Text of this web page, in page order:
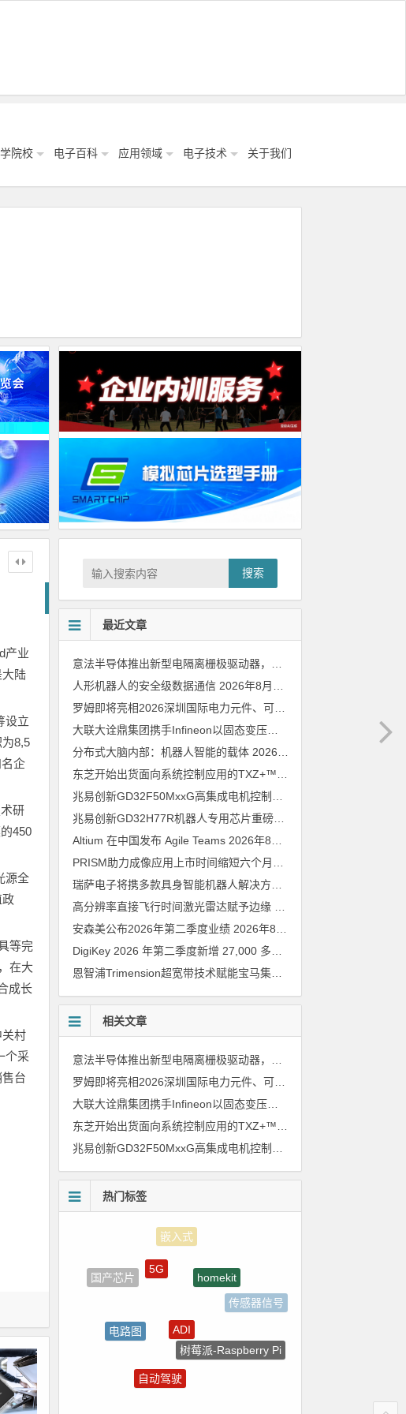
院校 电子百科 应用领域 电子技术 关于我们
产业
陆
设立
8,5
企
研
450
源全
政
等完
在大
成长
村
个采
台
搜索
最近文章
人形机器人的安全级数据通信 2026年8月8日
罗姆即将亮相2026深圳国际电力元件、可再生能源管理展览会暨研讨会
大联大诠鼎集团携手Infineon以固态变压器重构配电效率新标杆
分布式大脑内部：机器人智能的载体 2026年8月6日
兆易创新GD32H77R机器人专用芯片重磅亮相，精准赋能伺服驱动与关节控制
Altium 在中国发布 Agile Teams 2026年8月6日
安森美公布2026年第二季度业绩 2026年8月6日
恩智浦Trimension超宽带技术赋能宝马集团Digital Key Plus及生命体存在检测功能
相关文章
罗姆即将亮相2026深圳国际电力元件、可再生能源管理展览会暨研讨会
大联大诠鼎集团携手Infineon以固态变压器重构配电效率新标杆
热门标签
国产芯片
传感器信号
树莓派-Raspberry Pi
国产半导体
自动驾驶